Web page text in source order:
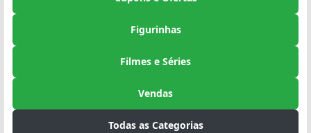
Figurinhas
Filmes e Séries
Vendas
Todas as Categorias